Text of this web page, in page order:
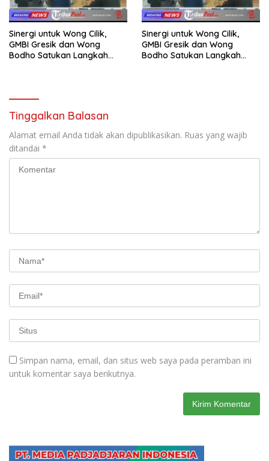
Sinergi untuk Wong Cilik,
GMBI Gresik dan Wong
Bodho Satukan Langkah
Sinergi untuk Wong Cilik,
GMBI Gresik dan Wong
Bodho Satukan Langkah
Tinggalkan Balasan
Alamat email Anda tidak akan dipublikasikan. Ruas yang wajib
ditandai *
Simpan nama, email, dan situs web saya pada peramban ini
untuk komentar saya berikutnya.